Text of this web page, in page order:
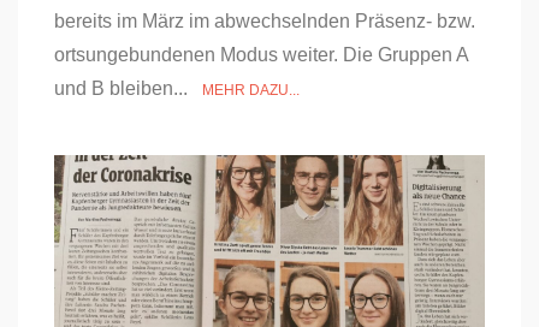
bereits im März im abwechselnden Präsenz- bzw.
ortsungebundenen Modus weiter. Die Gruppen A
und B bleiben...
MEHR DAZU...